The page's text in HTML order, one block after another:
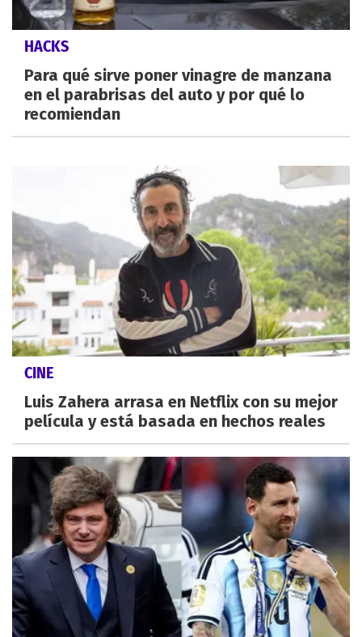
HACKS
Para qué sirve poner vinagre de manzana
en el parabrisas del auto y por qué lo
recomiendan
CINE
Luis Zahera arrasa en Netflix con su mejor
película y está basada en hechos reales